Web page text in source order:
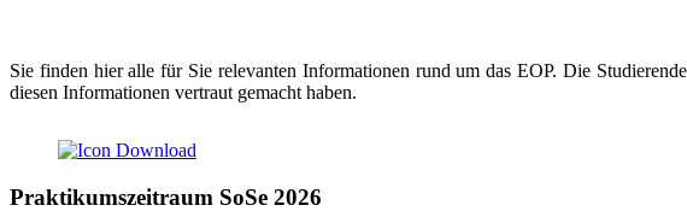
Sie finden hier alle für Sie relevanten Informationen rund um das EOP. Die
diesen Informationen vertraut gemacht haben.
Praktikumszeitraum SoSe 2026